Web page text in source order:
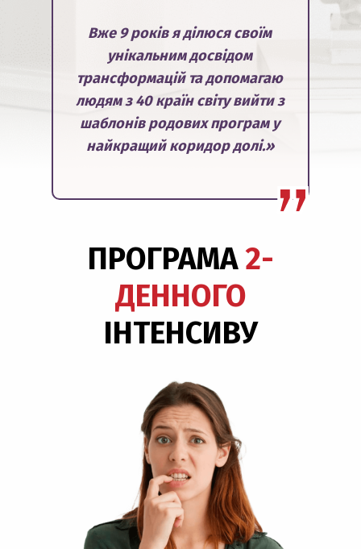
Вже 9 років я ділюся своїм
унікальним досвідом
трансформацій та допомагаю
людям з 40 країн світу вийти з
шаблонів родових програм у
найкращий коридор долі.»
ПРОГРАМА2-
ДЕННОГО
ІНТЕНСИВУ